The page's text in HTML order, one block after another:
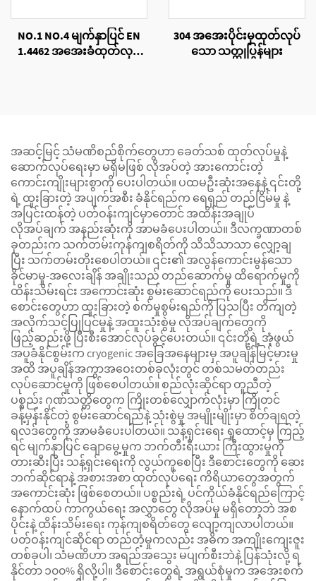
NO.1 NO.4 မျက်နှာပြင် EN
1.4462 အအေးခံထုတ်လုပ်
304 အအေးပိုင်းမှထုတ်လုပ်
သော သတ္တုပြွန်များ
အဆင့်မြင့် သံမဏိစည်စိုက်တွေဟာ ခေတ်သစ် ထုတ်လုပ်မှုနဲ့
ဆောက်လုပ်ရေးမှာ မရှိမဖြစ် လိုအပ်တဲ့ အားကောင်းတဲ့
ကောင်းကျိုးများစွာကို ပေးပါတယ်။ ပထမဦးဆုံးအနေနဲ့ ၎င်းတို့
ရဲ့ ထူးခြားတဲ့ အပျက်အစီး ခံနိုင်ရည်က ရေရှည် တည်ငြိမ်မှု နဲ့
အပြင်းထန်တဲ့ ပတ်ဝန်းကျင်မှာတောင် အထိန်းအချုပ်
လိုအပ်ချက် အနည်းဆုံးကို အာမခံပေးပါတယ်။ ဒီလက္ခဏာတစ်
ခုတည်းက သက်တမ်းကုန်ကျစရိတ်ကို သိသိသာသာ လျှော့ချ
ပြီး သက်တမ်းတိုးစေပါတယ်။ ၎င်း၏ အလွန်ကောင်းမွန်သော
ခိုင်မာမှု-အလေးချိန် အချိုးသည် တည်ဆောက်မှု ထိရောက်မှုကို
ထိန်းသိမ်းရင်း အကောင်းဆုံး စွမ်းဆောင်ရည်ကို ပေးသည်။ ဒီ
စောင်းတွေဟာ ထူးခြားတဲ့ စက်မှုစွမ်းရည်ကို ပြသပြီး တိကျတဲ့
အလိုက်သင့်ပြုပြင်မှုနဲ့ အထူးသုံးစွဲမှု လိုအပ်ချက်တွေကို
ဖြည့်ဆည်းဖို့ ပြီးစီးအောင်လုပ်ခွင့်ပေးတယ်။ ၎င်းတို့ရဲ့ အံ့ဖွယ်
အပူခံနိုင်စွမ်းက cryogenic အခြေအနေများမှ အပူချိန်မြင့်မားမှု
အထိ အပူချိန်အကွာအဝေးတစ်ခုလုံးတွင် တစ်သမတ်တည်း
လုပ်ဆောင်မှုကို ဖြစ်စေပါတယ်။ စည်လုံးဆိုင်ရာ တူညီတဲ့
ပစ္စည်း ဂုဏ်သတ္တိတွေက ကြိုးတစ်လျှောက်လုံးမှာ ကြိုတင်
ခန့်မှန်းနိုင်တဲ့ စွမ်းဆောင်ရည်နဲ့ သုံးစွဲမှု အမျိုးမျိုးမှာ စိတ်ချရတဲ့
ရလဒ်တွေကို အာမခံပေးပါတယ်။ သန့်ရှင်းရေး ရှုထောင့်မှ ကြည့်
ရင် မျက်နှာပြင် ချောမွေ့မှုက ဘက်တီးရီးယား ကြီးထွားမှုကို
တားဆီးပြီး သန့်ရှင်းရေးကို လွယ်ကူစေပြီး ဒီစောင်းတွေကို ဆေး
ဘက်ဆိုင်ရာနဲ့ အစားအစာ ထုတ်လုပ်ရေး ကိရိယာတွေအတွက်
အကောင်းဆုံး ဖြစ်စေတယ်။ ပစ္စည်းရဲ့ ပင်ကိုယ်ခံနိုင်ရည်ကြောင့်
နောက်ထပ် ကာကွယ်ရေး အလွှာတွေ လိုအပ်မှု မရှိတော့ဘဲ အစ
ပိုင်းနဲ့ ထိန်းသိမ်းရေး ကုန်ကျစရိတ်တွေ လျော့ကျလာပါတယ်။
ပတ်ဝန်းကျင်ဆိုင်ရာ တည်တံ့မှုကလည်း အဓိက အကျိုးကျေးဇူး
တစ်ခုပါ၊ သံမဏိဟာ အရည်အသွေး မပျက်စီးဘဲနဲ့ ပြန်သုံးလို့ ရ
နိုင်တာ ၁၀၀% ရှိလို့ပါ။ ဒီစောင်းတွေရဲ့ အရွယ်စုံမှုက အအေးစက်